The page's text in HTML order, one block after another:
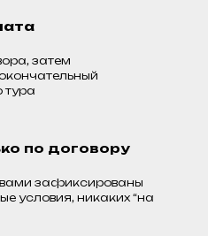
затем
тура
по договору
зафиксированы
условия, никаких “на